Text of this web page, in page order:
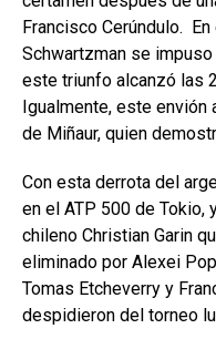
Francisco Cerúndulo.
Schwartzman se
este triunfo alcanzó las
Igualmente, este
de Miñaur, quien
Con esta derrota del
en el ATP 500 de Tokio,
chileno Christian Garin
eliminado por Alexei
Tomas Etcheverry y
despidieron del torneo